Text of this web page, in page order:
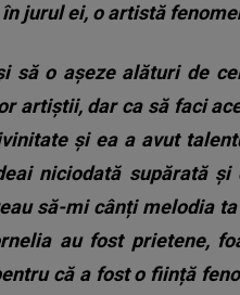
jurul ei, o artistă
să o așeze alături de
artiștii, dar ca să faci
și ea a avut
niciodată supărată
să-mi cânți melodia
au fost prietene,
că a fost o ființă